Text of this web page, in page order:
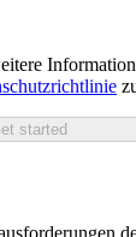
started